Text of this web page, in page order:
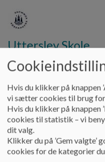
Utterslev Skole
Undervisning PLC og RC
Pædagogiske
Pædagogiske metoder
Hvis du klikker på knappen
vi sætter cookies til brug
Hvis du klikker på knappen
cookies til statistik – vi
dit valg.
Klikker du på ’Gem valgte’
cookies for de kategorier